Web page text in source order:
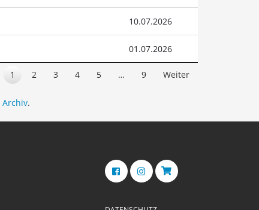
10.07.2026
01.07.2026
1 2 3 4 5 … 9 Weiter
Archiv.